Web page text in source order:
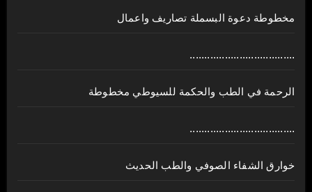
مخطوطة دعوة البسملة تصاريف واعمال
....................................
الرحمة في الطب والحكمة للسيوطي مخطوطة
....................................
خوارق الشفاء الصوفي والطب الحديث